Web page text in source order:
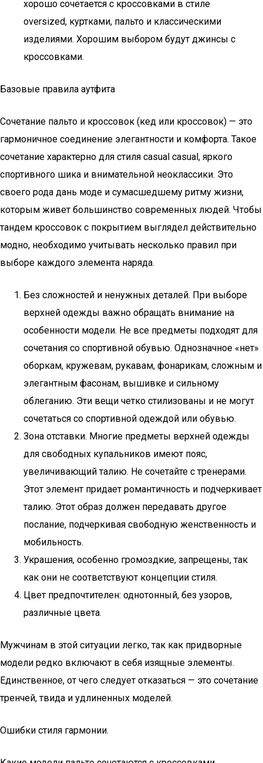
хорошо сочетается с кроссовками в стиле
oversized, куртками, пальто и классическими
изделиями. Хорошим выбором будут джинсы с
кроссовками.
Базовые правила аутфита
Сочетание пальто и кроссовок (кед или кроссовок) — это
гармоничное соединение элегантности и комфорта. Такое
сочетание характерно для стиля casual casual, яркого
спортивного шика и внимательной неоклассики. Это
своего рода дань моде и сумасшедшему ритму жизни,
которым живет большинство современных людей. Чтобы
тандем кроссовок с покрытием выглядел действительно
модно, необходимо учитывать несколько правил при
выборе каждого элемента наряда.
Без сложностей и ненужных деталей. При выборе
верхней одежды важно обращать внимание на
особенности модели. Не все предметы подходят для
сочетания со спортивной обувью. Однозначное «нет»
оборкам, кружевам, рукавам, фонарикам, сложным и
элегантным фасонам, вышивке и сильному
облеганию. Эти вещи четко стилизованы и не могут
сочетаться со спортивной одеждой или обувью.
Зона отставки. Многие предметы верхней одежды
для свободных купальников имеют пояс,
увеличивающий талию. Не сочетайте с тренерами.
Этот элемент придает романтичность и подчеркивает
талию. Этот образ должен передавать другое
послание, подчеркивая свободную женственность и
мобильность.
Украшения, особенно громоздкие, запрещены, так
как они не соответствуют концепции стиля.
Цвет предпочтителен: однотонный, без узоров,
различные цвета.
Мужчинам в этой ситуации легко, так как придворные
модели редко включают в себя изящные элементы.
Единственное, от чего следует отказаться — это сочетание
тренчей, твида и удлиненных моделей.
Ошибки стиля гармонии.